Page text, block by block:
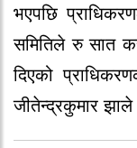
भएपछि
समितिले रु सात
दिएको
जीतेन्द्रकुमार झाले